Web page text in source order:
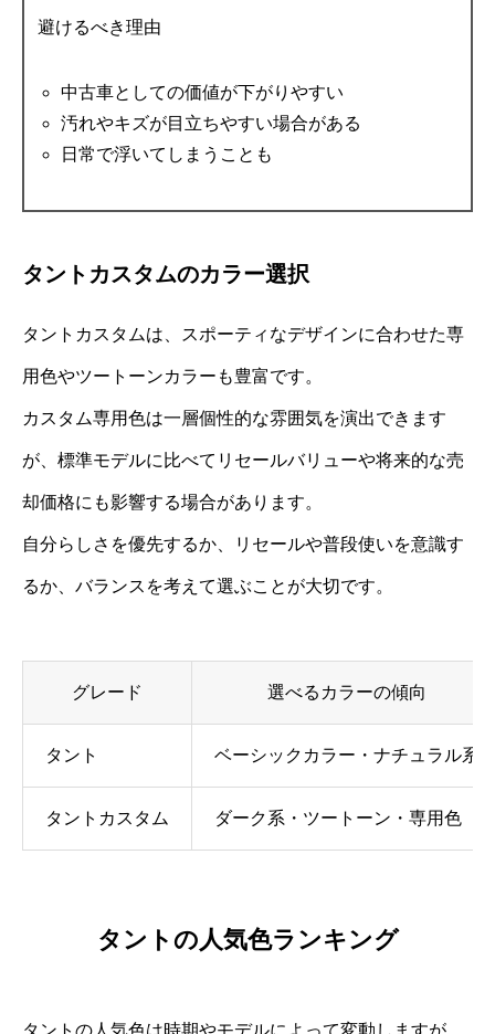
避けるべき理由
中古車としての価値が下がりやすい
汚れやキズが目立ちやすい場合がある
日常で浮いてしまうことも
タントカスタムのカラー選択
タントカスタムは、スポーティなデザインに合わせた専
用色やツートーンカラーも豊富です。
カスタム専用色は一層個性的な雰囲気を演出できます
が、標準モデルに比べてリセールバリューや将来的な売
却価格にも影響する場合があります。
自分らしさを優先するか、リセールや普段使いを意識す
るか、バランスを考えて選ぶことが大切です。
グレード 選べるカラーの傾向
タント ベーシックカラー・ナチュラル系
タントカスタム ダーク系・ツートーン・専用色
タントの人気色ランキング